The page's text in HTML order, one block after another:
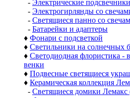
- Электрические подсвечники
- Электрогирлянды со
- Светящиеся панно со
- Батарейки и адаптеры
♦ Фонари с подсветкой
♦ Светильники на солнечных
♦ Светодиодная флористика -
венки
♦ Подвесные светящиеся
♦ Керамическая коллекция
- Светящиеся домики Лемакс